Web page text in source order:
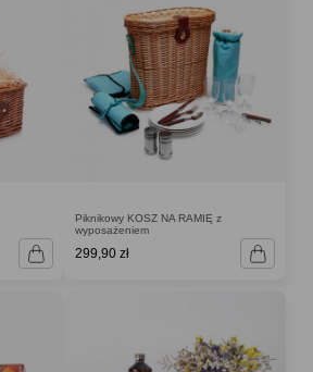
Piknikowy KOSZ NA RAMIĘ z
wyposażeniem
299,90 zł